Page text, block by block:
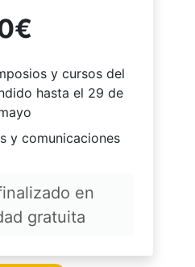
y cursos del
hasta el 29 de
y comunicaciones
en
gratuita